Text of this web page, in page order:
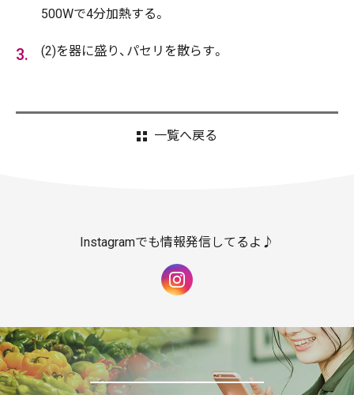
500Wで4分加熱する。
(2)を器に盛り、パセリを散らす。
一覧へ戻る
Instagramでも情報発信してるよ♪